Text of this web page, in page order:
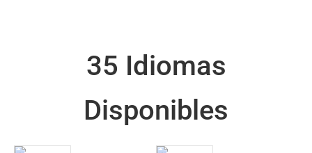
35 Idiomas
Disponibles